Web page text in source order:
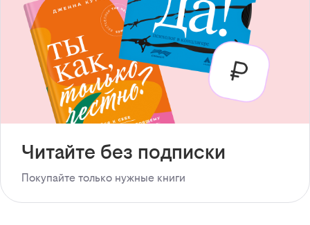
Читайте без подписки
Покупайте только нужные книги